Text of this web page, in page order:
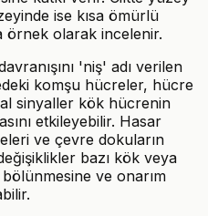
ise kısa ömürlü
örnek olarak incelenir.
'niş' adı verilen
komşu hücreler, hücre
sinyaller kök hücrenin
etkileyebilir. Hasar
ve çevre dokuların
bazı kök veya
ve onarım